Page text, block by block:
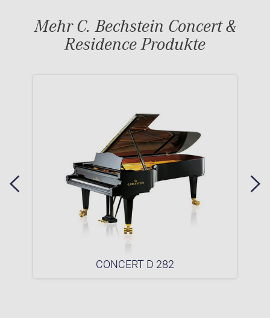
Mehr C. Bechstein Concert &
Residence Produkte
CONCERT D 282